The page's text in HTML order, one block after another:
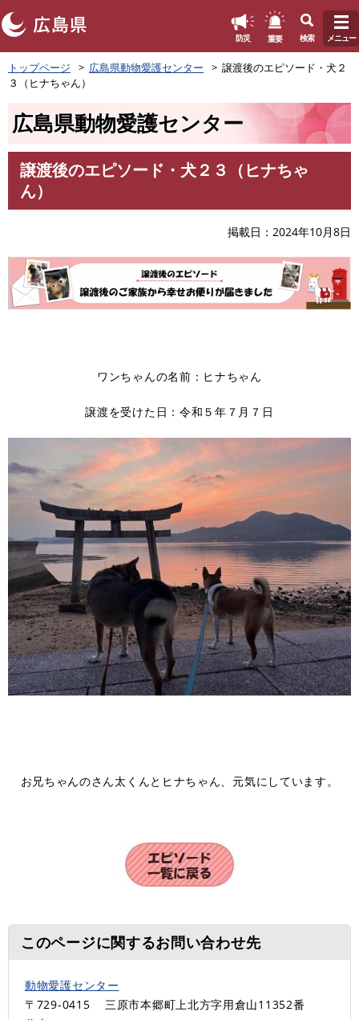
ペ
ー
ジ
防災 重要 検索 メニュー
トップページ 広島県動物愛護センター
譲渡後のエピソード・犬２
３（ヒナちゃん）
広島県動物愛護センター
譲渡後のエピソード・犬２３（ヒナちゃ
ん）
掲載日 2024年10月8日
ワンちゃんの名前：ヒナちゃん
譲渡を受けた日：令和５年７月７日
お兄ちゃんのさん太くんとヒナちゃん、元気にしています。
このページに関するお問い合わせ先
動物愛護センター
〒729-0415
三原市本郷町上北方字用倉山11352番